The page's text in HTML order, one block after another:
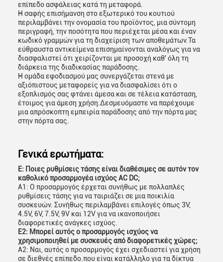
επίπεδο ασφάλειας κατά τη μεταφορά.
Η σαφής επισήμανση στο εξωτερικό του κουτιού
περιλαμβάνει την ονομασία του προϊόντος, μια σύντομη
περιγραφή, την ποσότητα που περιέχεται μέσα και έναν
κωδικό γραμμών για τη διαχείριση των αποθεμάτων.Τα
εύθραυστα αντικείμενα επισημαίνονται αναλόγως για να
διασφαλιστεί ότι χειρίζονται με προσοχή καθ' όλη τη
διάρκεια της διαδικασίας παράδοσης.
Η ομάδα εφοδιασμού μας συνεργάζεται στενά με
αξιόπιστους μεταφορείς για να διασφαλίσει ότι ο
εξοπλισμός σας φτάνει άμεσα και σε τέλεια κατάσταση,
έτοιμος για άμεση χρήση.Δεσμευόμαστε να παρέχουμε
μια απρόσκοπτη εμπειρία παράδοσης από την πόρτα μας
στην πόρτα σας.
Γενικά ερωτήματα:
Ε: Ποιες ρυθμίσεις τάσης είναι διαθέσιμες σε αυτόν τον
καθολικό προσαρμογέα ισχύος AC DC;
Α1: Ο προσαρμογός έρχεται συνήθως με πολλαπλές
ρυθμίσεις τάσης για να ταιριάζει σε μια ποικιλία
συσκευών. Συνήθως περιλαμβάνει επιλογές όπως 3V,
4.5V, 6V, 7.5V, 9V και 12V για να ικανοποιήσει
διαφορετικές ανάγκες ισχύος.
Ε2: Μπορεί αυτός ο προσαρμογός ισχύος να
χρησιμοποιηθεί με συσκευές από διαφορετικές χώρες;
Α2: Ναι, αυτός ο προσαρμογός έχει σχεδιαστεί για χρήση
σε διεθνές επίπεδο.που είναι κατάλληλο για τα δίκτυα